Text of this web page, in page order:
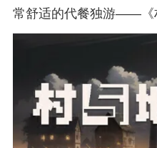
常舒适的代餐独游——《